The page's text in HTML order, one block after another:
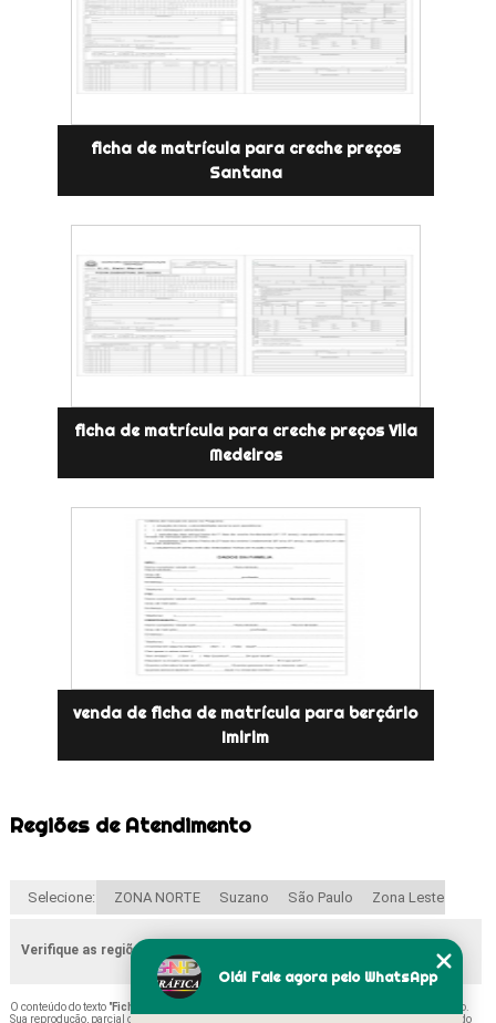
ficha de matrícula para creche preços
Santana
ficha de matrícula para creche preços Vila
Medeiros
venda de ficha de matrícula para berçário
Imirim
Regiões de Atendimento
Selecione: ZONA NORTE Suzano São Paulo Zona Leste
Verifique as regiões que atendemos
O conteúdo do texto "Fichas de Pré Matrícula Avenida Casa Verde
" é de direito reservado.
Sua reprodução, parcial ou total, mesmo citando nossos links, é proibida sem a autorização do
Olá! Fale agora pelo WhatsApp